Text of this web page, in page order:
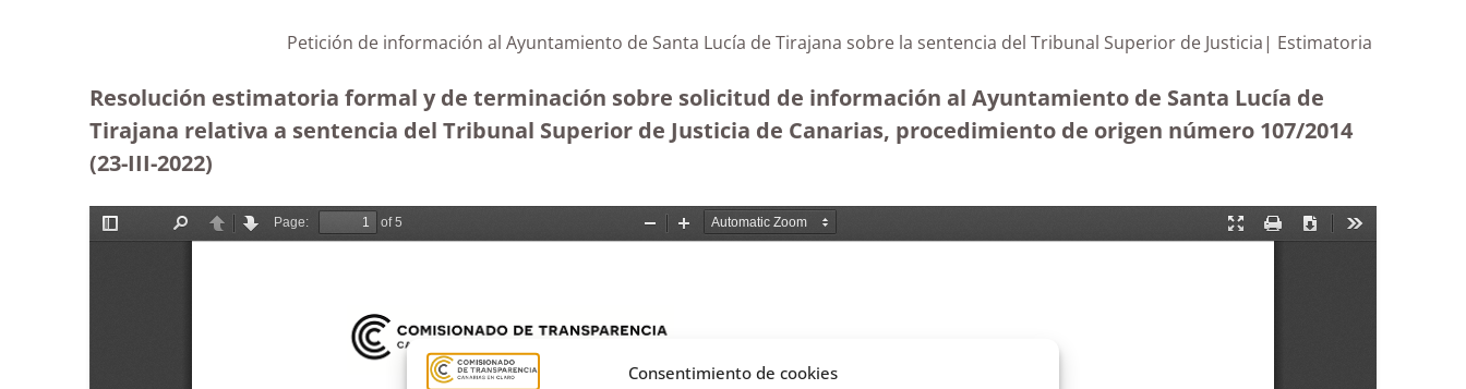
Consentimiento de cookies
Petición de información al Ayuntamiento de Santa Lucía de Tirajana sobre la sentencia del Tribunal Superior de Justicia| Estimatoria
Resolución estimatoria formal y de terminación sobre solicitud de información al Ayuntamiento de Santa Lucía de
Tirajana relativa a sentencia del Tribunal Superior de Justicia de Canarias, procedimiento de origen número 107/2014
(23-III-2022)